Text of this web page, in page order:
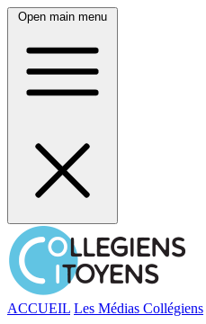
Open main menu
ACCUEIL Les Médias Collégiens